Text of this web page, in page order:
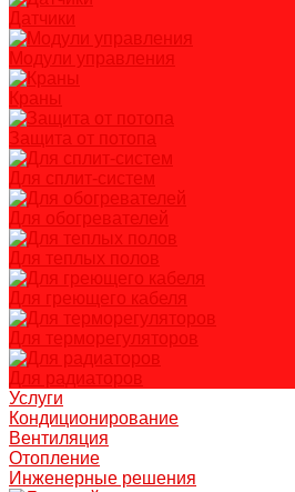
Датчики
Модули управления
Краны
Защита от потопа
Для сплит-систем
Для обогревателей
Для теплых полов
Для греющего кабеля
Для терморегуляторов
Для радиаторов
Услуги
Кондиционирование
Вентиляция
Отопление
Инженерные решения